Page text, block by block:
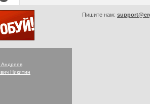
Андреев
Никитин
Пишите нам: